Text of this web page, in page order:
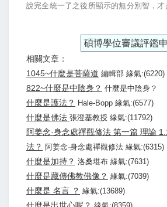
說完全統一了之後所顯示的無分別智，才
碩博學位審議評鑑
相關文章：
1045~什麼是菩薩道 編輯部 緣氣:(6220)
822~什麼是中陰身？ 什麼是中陰身？
什麼是護法？ Hale-Bopp 緣氣:(6577)
什麼是佛法 張澄基教授 緣氣:(11792)
阿姜念·身念處禪觀修法 第一篇 理論
法？ 阿姜念·身念處禪觀修法 緣氣:(6315)
什麼是加持？ 洛桑堪布 緣氣:(7631)
什麼是藏傳佛教佛像？ 緣氣:(7039)
什麼是 名言 ？ 緣氣:(13689)